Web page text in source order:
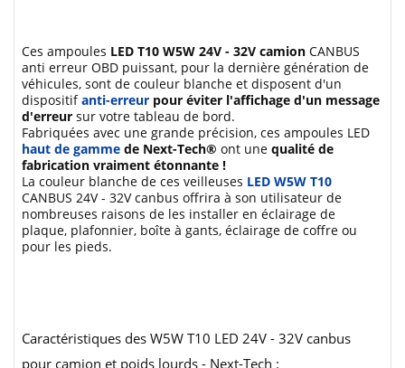
Ces ampoules LED T10 W5W 24V - 32V camion CANBUS
anti erreur OBD puissant, pour la dernière génération de
véhicules, sont de couleur blanche et disposent d'un
dispositif anti-erreur pour éviter l'affichage d'un message
d'erreur sur votre tableau de bord.
Fabriquées avec une grande précision, ces ampoules LED
haut de gamme de Next-Tech® ont une qualité de
fabrication vraiment étonnante !
La couleur blanche de ces veilleuses LED W5W T10
CANBUS 24V - 32V canbus offrira à son utilisateur de
nombreuses raisons de les installer en éclairage de
plaque, plafonnier, boîte à gants, éclairage de coffre ou
pour les pieds.
Caractéristiques des W5W T10 LED 24V - 32V canbus
pour camion et poids lourds - Next-Tech :